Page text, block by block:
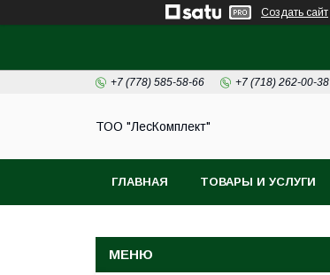
Создать сайт
+7 (778) 585-58-66 +7 (718) 262-00-38
ТОО "ЛесКомплект"
ГЛАВНАЯ ТОВАРЫ И УСЛУГИ